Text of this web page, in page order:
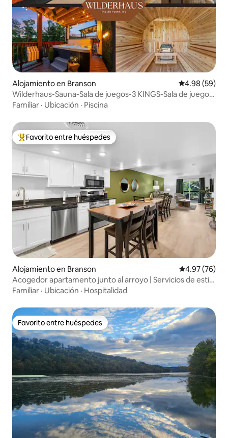
Alojamiento en Branson Calificación
4.98 (59)
Wilderhaus-Sauna-Sala de juegos-3 KINGS-Sala de juegos-
1mi SDC
Familiar · Ubicación · Piscina
Favorito entre huéspedes preferido
Favorito entre huéspedes
Alojamiento en Branson Calificación
4.97 (76)
Acogedor apartamento junto al arroyo | Servicios de estilo
resort
Familiar · Ubicación · Hospitalidad
Favorito entre huéspedes
Favorito entre huéspedes